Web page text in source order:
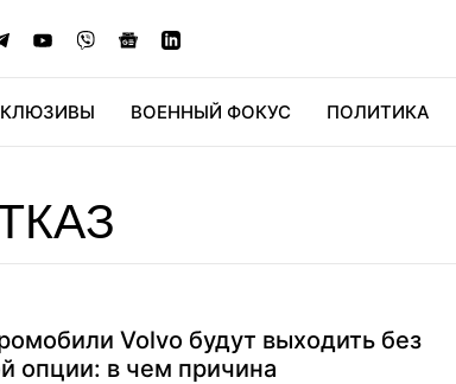
ВОЕННЫЙ ФОКУС ПОЛИТИКА
Volvo будут выходить без
опции: в чем причина